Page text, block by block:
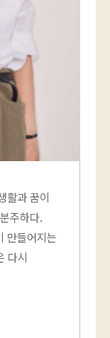
활과 꿈이
주하다.
만들어지는
다시